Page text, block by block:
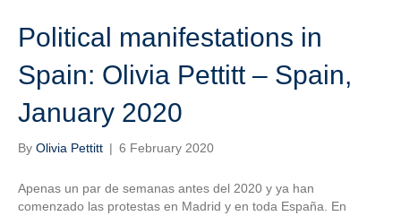
Political manifestations in
Spain: Olivia Pettitt – Spain,
January 2020
By Olivia Pettitt | 6 February 2020
Apenas un par de semanas antes del 2020 y ya han
comenzado las protestas en Madrid y en toda España. En